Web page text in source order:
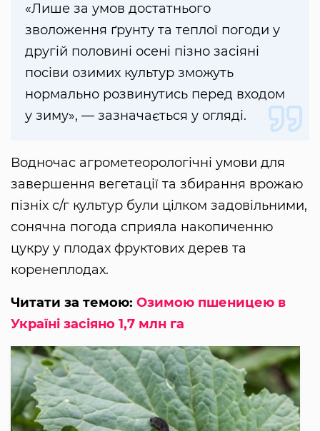
«Лише за умов достатнього
зволоження ґрунту та теплої погоди у
другій половині осені пізно засіяні
посіви озимих культур зможуть
нормально розвинутись перед входом
у зиму», — зазначається у огляді.
Водночас агрометеорологічні умови для
завершення вегетації та збирання врожаю
пізніх с/г культур були цілком задовільними,
сонячна погода сприяла накопиченню
цукру у плодах фруктових дерев та
коренеплодах.
Читати за темою: Озимою пшеницею в
Україні засіяно 1,7 млн га